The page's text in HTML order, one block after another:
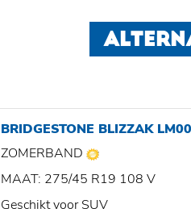
BRIDGESTONE BLIZZAK
ZOMERBAND
MAAT: 275/45 R19 108 V
Geschikt voor SUV